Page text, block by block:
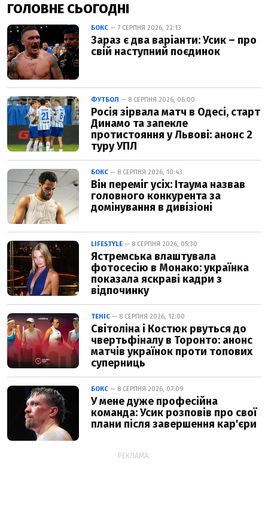
ГОЛОВНЕ СЬОГОДНІ
БОКС — 7 СЕРПНЯ 2026, 22:13
Зараз є два варіанти: Усик – про
свій наступний поєдинок
ФУТБОЛ — 8 СЕРПНЯ 2026, 06:00
Росія зірвала матч в Одесі, старт
Динамо та запекле
протистояння у Львові: анонс 2
туру УПЛ
БОКС — 8 СЕРПНЯ 2026, 10:43
Він переміг усіх: Ітаума назвав
головного конкурента за
домінування в дивізіоні
LIFESTYLE — 8 СЕРПНЯ 2026, 05:30
Ястремська влаштувала
фотосесію в Монако: українка
показала яскраві кадри з
відпочинку
ТЕНІС — 8 СЕРПНЯ 2026, 12:00
Світоліна і Костюк рвуться до
чвертьфіналу в Торонто: анонс
матчів українок проти топових
суперниць
БОКС — 8 СЕРПНЯ 2026, 07:09
У мене дуже професійна
команда: Усик розповів про свої
плани після завершення кар'єри
РЕКЛАМА: